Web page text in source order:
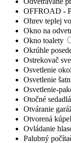
OFFROAD -
Ohrev teplej
Okno na
Okno toalety
Okrúhle
Ostrekovač
Osvetlenie
Osvetlenie
Osvetlenie-
Otočné
Otváranie
Otvorená
Ovládanie
Palubný